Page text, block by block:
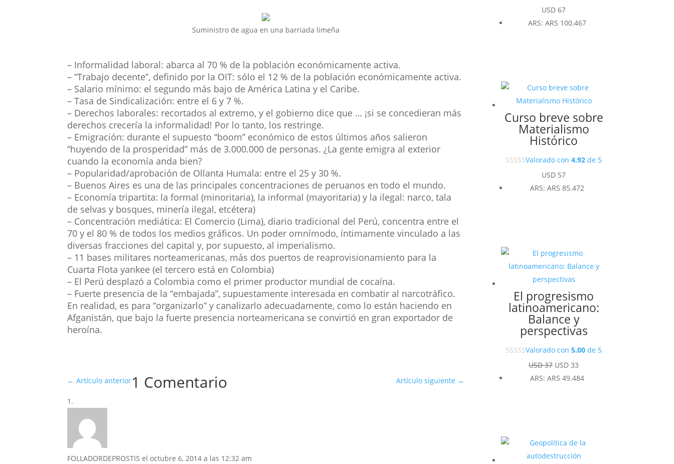
Suministro de agua en una barriada limeña
– Informalidad laboral: abarca al 70 % de la población económicamente activa.
– “Trabajo decente”, definido por la OIT: sólo el 12 % de la población económicamente activa.
– Salario mínimo: el segundo más bajo de América Latina y el Caribe.
– Tasa de Sindicalización: entre el 6 y 7 %.
– Derechos laborales: recortados al extremo, y el gobierno dice que … ¡si se concedieran más
derechos crecería la informalidad! Por lo tanto, los restringe.
– Emigración: durante el supuesto “boom” económico de estos últimos años salieron
“huyendo de la prosperidad” más de 3.000.000 de personas. ¿La gente emigra al exterior
cuando la economía anda bien?
– Popularidad/aprobación de Ollanta Humala: entre el 25 y 30 %.
– Buenos Aires es una de las principales concentraciones de peruanos en todo el mundo.
– Economía tripartita: la formal (minoritaria), la informal (mayoritaria) y la ilegal: narco, tala
de selvas y bosques, minería ilegal, etcétera)
– Concentración mediática: El Comercio (Lima), diario tradicional del Perú, concentra entre el
70 y el 80 % de todos los medios gráficos. Un poder omnímodo, íntimamente vinculado a las
diversas fracciones del capital y, por supuesto, al imperialismo.
– 11 bases militares norteamericanas, más dos puertos de reaprovisionamiento para la
Cuarta Flota yankee (el tercero está en Colombia)
– El Perú desplazó a Colombia como el primer productor mundial de cocaína.
– Fuerte presencia de la “embajada”, supuestamente interesada en combatir al narcotráfico.
En realidad, es para “organizarlo” y canalizarlo adecuadamente, como lo están haciendo en
Afganistán, que bajo la fuerte presencia norteamericana se convirtió en gran exportador de
heroína.
←Artículo anterior Artículo siguiente →
1 Comentario
FOLLADORDEPROSTIS el octubre 6, 2014 a las 12:32 am
USD 67
ARS:ARS 100.467
Curso breve sobre
Materialismo
Histórico
Valorado con4.92 de 5
USD 57
ARS:ARS 85.472
El progresismo
latinoamericano:
Balance y
perspectivas
Valorado con5.00 de 5
USD37 El
precio
USD 33
precio
ARS:ARS 49.484